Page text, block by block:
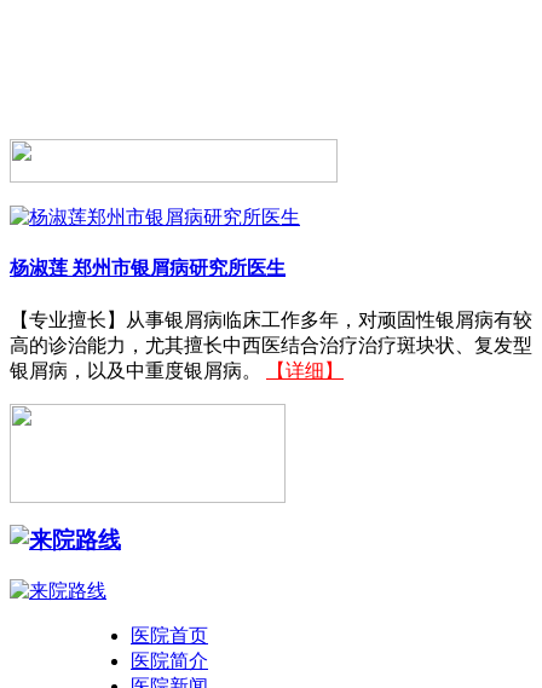
杨淑莲 郑州市银屑病研究所医生
【专业擅长】从事银屑病临床工作多年，对顽固性银屑病有较
高的诊治能力，尤其擅长中西医结合治疗治疗斑块状、复发型
银屑病，以及中重度银屑病。
【详细】
医院首页
医院简介